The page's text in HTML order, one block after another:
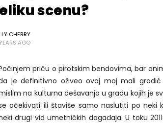
scenu?
CHERRY
AGO
priču o pirotskim bendovima, bar
je definitivno oživeo ovaj moj mali gradić
na kulturna dešavanja u gradu kojih je
očekivati ili štaviše samo naslutiti po neki
drugi vid umetničkih događaja. U toku